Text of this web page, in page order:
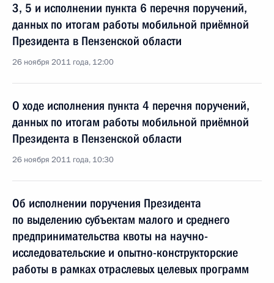
3, 5 и исполнении пункта 6 перечня поручений,
данных по итогам работы мобильной приёмной
Президента в Пензенской области
26 ноября 2011 года, 12:00
О ходе исполнения пункта 4 перечня поручений,
данных по итогам работы мобильной приёмной
Президента в Пензенской области
26 ноября 2011 года, 10:30
Об исполнении поручения Президента
по выделению субъектам малого и среднего
предпринимательства квоты на научно-
исследовательские и опытно-конструкторские
работы в рамках отраслевых целевых программ